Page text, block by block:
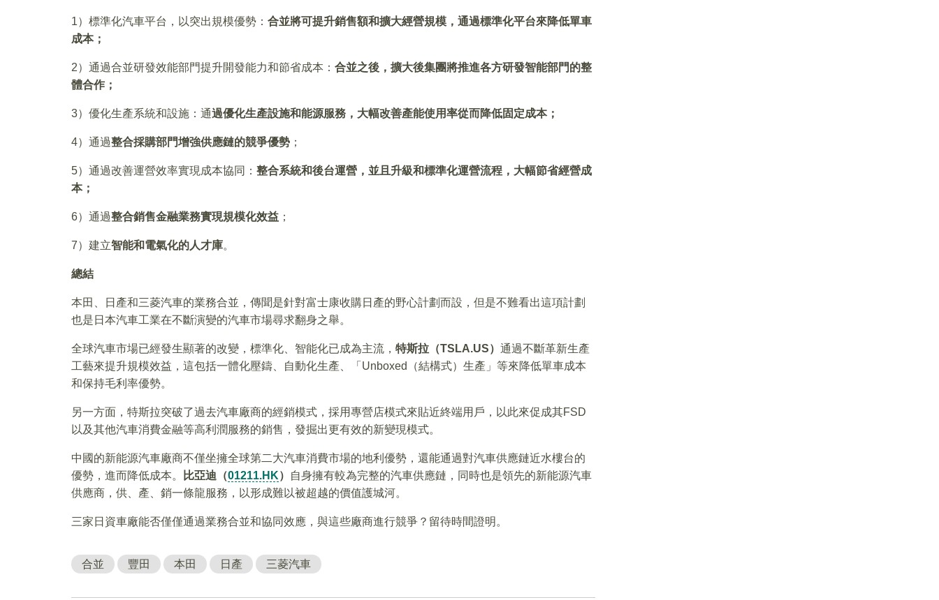
1）標準化汽車平台，以突出規模優勢： 合並將可提升銷售額和擴大經營規模，通過標準化平台來降低單車
成本；
2）通過合並研發效能部門提升開發能力和節省成本： 合並之後，擴大後集團將推進各方研發智能部門的整
體合作；
3）優化生產系統和設施：通過優化生產設施和能源服務，大幅改善產能使用率從而降低固定成本；
4）通過整合採購部門增強供應鏈的競爭優勢 ；
5）通過改善運營效率實現成本協同： 整合系統和後台運營，並且升級和標準化運營流程，大幅節省經營成
本；
6）通過整合銷售金融業務實現規模化效益 ；
7）建立智能和電氣化的人才庫。
總結
本田、日產和三菱汽車的業務合並，傳聞是針對富士康收購日產的野心計劃而設，但是不難看出這項計劃
也是日本汽車工業在不斷演變的汽車市場尋求翻身之舉。
全球汽車市場已經發生顯著的改變，標準化、智能化已成為主流， 特斯拉（TSLA.US） 通過不斷革新生產
工藝來提升規模效益，這包括一體化壓鑄、自動化生產、「Unboxed（結構式）生產」等來降低單車成本
和保持毛利率優勢。
另一方面，特斯拉突破了過去汽車廠商的經銷模式，採用專營店模式來貼近終端用戶，以此來促成其FSD
以及其他汽車消費金融等高利潤服務的銷售，發掘出更有效的新變現模式。
中國的新能源汽車廠商不僅坐擁全球第二大汽車消費市場的地利優勢，還能通過對汽車供應鏈近水樓台的
優勢，進而降低成本。
比亞迪（01211.HK）
自身擁有較為完整的汽車供應鏈，同時也是領先的新能源汽車
供應商，供、產、銷一條龍服務，以形成難以被超越的價值護城河。
三家日資車廠能否僅僅通過業務合並和協同效應，與這些廠商進行競爭？留待時間證明。
合並 豐田 本田 日產 三菱汽車